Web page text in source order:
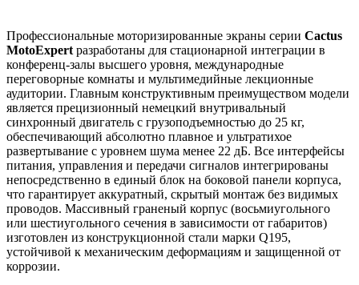
Профессиональные моторизированные экраны серии Cactus
MotoExpert разработаны для стационарной интеграции в
конференц-залы высшего уровня, международные
переговорные комнаты и мультимедийные лекционные
аудитории. Главным конструктивным преимуществом модели
является прецизионный немецкий внутривальный
синхронный двигатель с грузоподъемностью до 25 кг,
обеспечивающий абсолютно плавное и ультратихое
развертывание с уровнем шума менее 22 дБ. Все интерфейсы
питания, управления и передачи сигналов интегрированы
непосредственно в единый блок на боковой панели корпуса,
что гарантирует аккуратный, скрытый монтаж без видимых
проводов. Массивный граненый корпус (восьмиугольного
или шестиугольного сечения в зависимости от габаритов)
изготовлен из конструкционной стали марки Q195,
устойчивой к механическим деформациям и защищенной от
коррозии.